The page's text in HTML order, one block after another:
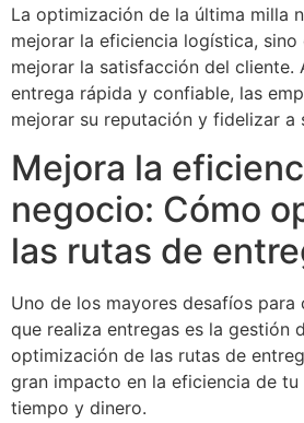
La optimización de la última milla
mejorar la eficiencia logística,
mejorar la satisfacción del cliente.
entrega rápida y confiable, las
mejorar su reputación y fidelizar a
Mejora la
negocio: Cómo
las rutas de
Uno de los mayores desafíos para
que realiza entregas es la gestión
optimización de las rutas de
gran impacto en la eficiencia de
tiempo y dinero.